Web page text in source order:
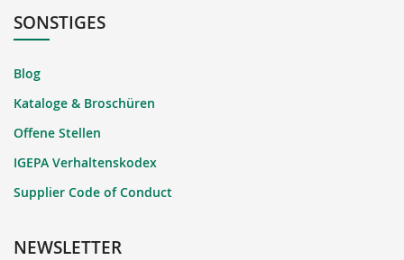
SONSTIGES
Blog
Kataloge & Broschüren
Offene Stellen
IGEPA Verhaltenskodex
Supplier Code of Conduct
NEWSLETTER